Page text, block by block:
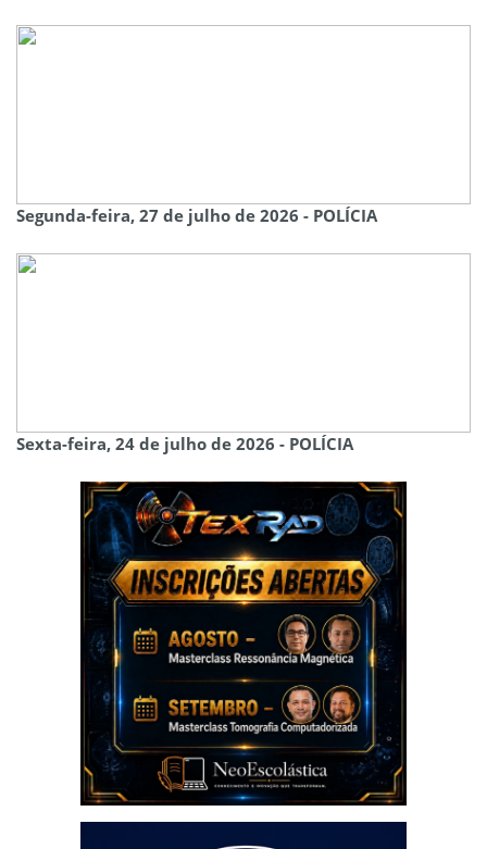
Segunda-feira, 27 de julho de 2026 - POLÍCIA
Sexta-feira, 24 de julho de 2026 - POLÍCIA